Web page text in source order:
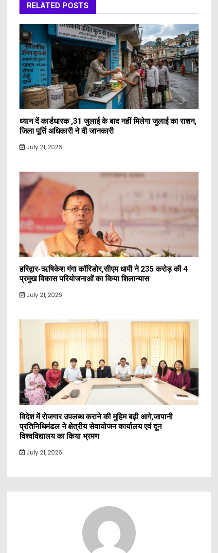
RELATED POSTS
ध्यान दें कार्डधारक ,31 जुलाई के बाद नहीं मिलेगा जुलाई का राशन,
जिला पूर्ति अधिकारी ने दी जानकारी
July 21, 2026
हरिद्वार-ऋषिकेश गंगा कॉरिडोर,सीएम धामी ने 235 करोड़ की 4
प्रमुख विकास परियोजनाओं का किया शिलान्यास
July 21, 2026
विदेश में रोजगार उपलब्ध कराने की मुहिम बढ़ी आगे,जापानी
प्रतिनिधिमंडल ने क्षेत्रीय सेवायोजन कार्यालय एवं दून
विश्वविद्यालय का किया भ्रमण
July 21, 2026